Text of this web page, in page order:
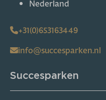
Nederland
+31(0)653163449
info@succesparken.nl
Succesparken